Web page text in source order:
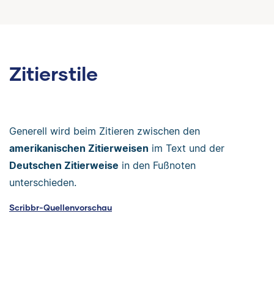
Zitierstile
Generell wird beim Zitieren zwischen den
amerikanischen Zitierweisen im Text und der
Deutschen Zitierweise in den Fußnoten
unterschieden.
Scribbr-Quellenvorschau